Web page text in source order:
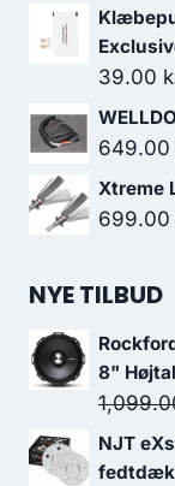
39.00
649.00
Xtreme
699.00
NYE TILBUD
8"
NJT